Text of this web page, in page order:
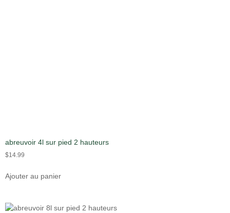
abreuvoir 4l sur pied 2 hauteurs
$14.99
Ajouter au panier